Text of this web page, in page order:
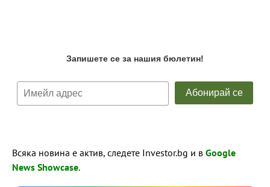
Всяка новина е актив, следете Investor.bg и в Google
News Showcase.